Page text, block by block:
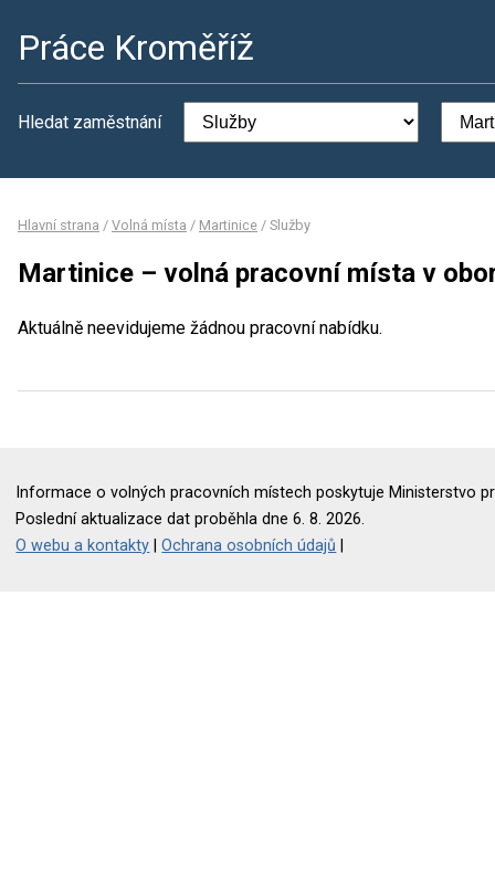
Práce Kroměříž
Hledat zaměstnání
Hlavní strana / Volná místa / Martinice / Služby
Martinice – volná pracovní místa v
Aktuálně neevidujeme žádnou pracovní nabídku.
Informace o volných pracovních místech poskytuje Ministerstvo
Poslední aktualizace dat proběhla dne 6. 8. 2026.
O webu a kontakty |Ochrana osobních údajů